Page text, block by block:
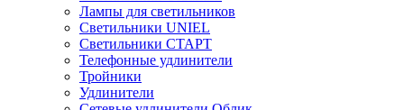
Лампы для светильников
Светильники UNIEL
Светильники СТАРТ
Телефонные удлинители
Тройники
Удлинители